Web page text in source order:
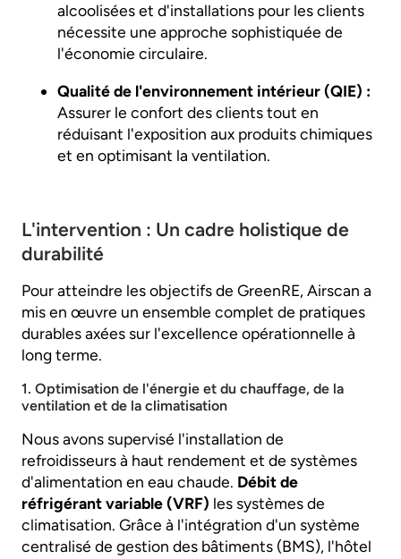
alcoolisées et d'installations pour les clients
nécessite une approche sophistiquée de
l'économie circulaire.
Qualité de l'environnement intérieur (QIE) :
Assurer le confort des clients tout en
réduisant l'exposition aux produits chimiques
et en optimisant la ventilation.
L'intervention : Un cadre holistique de
durabilité
Pour atteindre les objectifs de GreenRE, Airscan a
mis en œuvre un ensemble complet de pratiques
durables axées sur l'excellence opérationnelle à
long terme.
1. Optimisation de l'énergie et du chauffage, de la
ventilation et de la climatisation
Nous avons supervisé l'installation de
refroidisseurs à haut rendement et de systèmes
d'alimentation en eau chaude. Débit de
réfrigérant variable (VRF) les systèmes de
climatisation. Grâce à l'intégration d'un système
centralisé de gestion des bâtiments (BMS), l'hôtel